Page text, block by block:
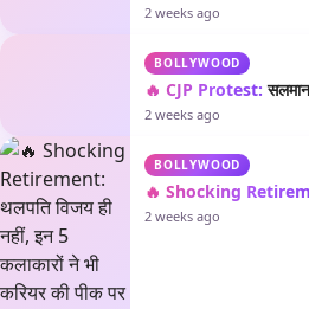
2 weeks ago
BOLLYWOOD
🔥 CJP Protest:
2 weeks ago
BOLLYWOOD
🔥 Shocking
2 weeks ago